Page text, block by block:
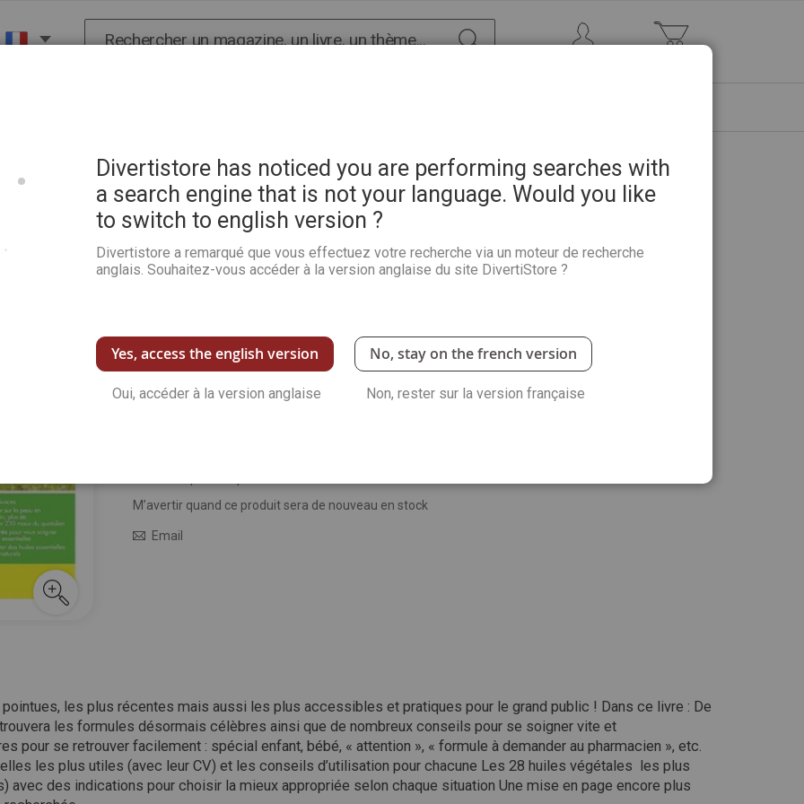
Ma bible des huiles essentielles
Soyez le premier à commenter ce produit
Voir plus de détails
M’avertir quand ce produit sera de nouveau en stock
Email
les plus récentes mais aussi les plus accessibles et pratiques pour le grand public ! Dans ce livre : De
les formules désormais célèbres ainsi que de nombreux conseils pour se soigner vite et
pour se retrouver facilement : spécial enfant, bébé, « attention », « formule à demander au pharmacien », etc.
les plus utiles (avec leur CV) et les conseils d’utilisation pour chacune Les 28 huiles végétales les plus
avec des indications pour choisir la mieux appropriée selon chaque situation Une mise en page encore plus
Divertistore has noticed you are performing searches with
a search engine that is not your language. Would you like
to switch to english version ?
Divertistore a remarqué que vous effectuez votre recherche via un moteur de recherche
anglais. Souhaitez-vous accéder à la version anglaise du site DivertiStore ?
Yes, access the english version
Oui, accéder à la version anglaise
No, stay on the french version
Non, rester sur la version française